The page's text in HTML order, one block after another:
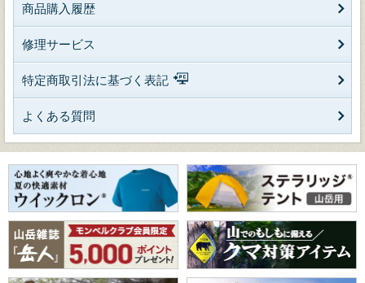
商品購入履歴
修理サービス
特定商取引法に基づく表記
よくある質問